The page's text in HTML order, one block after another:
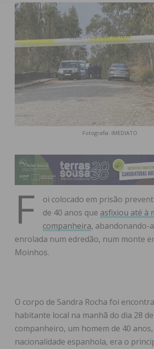
Fotografia: IMEDIATO
F
oi colocado em prisão
de 40 anos que asfixiou até à
companheira, abandonando-
enrolada num edredão, num monte
Moinhos.
O corpo de Sandra Rocha foi
habitante local na manhã do dia 28
companheiro, um homem de 40 anos,
nacionalidade espanhola, era o